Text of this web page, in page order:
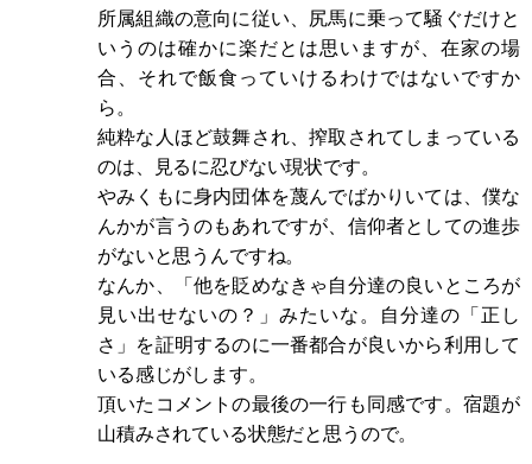
所属組織の意向に従い、尻馬に乗って騒ぐだけと
いうのは確かに楽だとは思いますが、在家の場
合、それで飯食っていけるわけではないですか
ら。
純粋な人ほど鼓舞され、搾取されてしまっている
のは、見るに忍びない現状です。
やみくもに身内団体を蔑んでばかりいては、僕な
んかが言うのもあれですが、信仰者としての進歩
がないと思うんですね。
なんか、「他を貶めなきゃ自分達の良いところが
見い出せないの？」みたいな。自分達の「正し
さ」を証明するのに一番都合が良いから利用して
いる感じがします。
頂いたコメントの最後の一行も同感です。宿題が
山積みされている状態だと思うので。